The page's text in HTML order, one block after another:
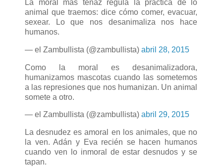
La moral más tenaz regula la práctica de lo
animal que traemos: dice cómo comer, evacuar,
sexear. Lo que nos desanimaliza nos hace
humanos.
— el Zambullista (@zambullista) abril 28, 2015
Como la moral es desanimalizadora,
humanizamos mascotas cuando las sometemos
a las represiones que nos humanizan. Un animal
somete a otro.
— el Zambullista (@zambullista) abril 29, 2015
La desnudez es amoral en los animales, que no
la ven. Adán y Eva recién se hacen humanos
cuando ven lo inmoral de estar desnudos y se
tapan.